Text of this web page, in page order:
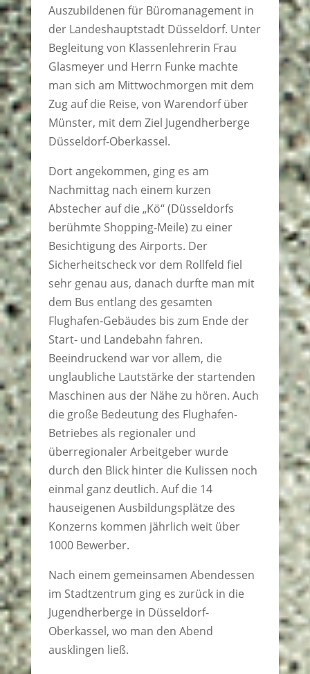
Auszubildenen für Büromanagement in
der Landeshauptstadt Düsseldorf. Unter
Begleitung von Klassenlehrerin Frau
Glasmeyer und Herrn Funke machte
man sich am Mittwochmorgen mit dem
Zug auf die Reise, von Warendorf über
Münster, mit dem Ziel Jugendherberge
Düsseldorf-Oberkassel.
Dort angekommen, ging es am
Nachmittag nach einem kurzen
Abstecher auf die „Kö“ (Düsseldorfs
berühmte Shopping-Meile) zu einer
Besichtigung des Airports. Der
Sicherheitscheck vor dem Rollfeld fiel
sehr genau aus, danach durfte man mit
dem Bus entlang des gesamten
Flughafen-Gebäudes bis zum Ende der
Start- und Landebahn fahren.
Beeindruckend war vor allem, die
unglaubliche Lautstärke der startenden
Maschinen aus der Nähe zu hören. Auch
die große Bedeutung des Flughafen-
Betriebes als regionaler und
überregionaler Arbeitgeber wurde
durch den Blick hinter die Kulissen noch
einmal ganz deutlich. Auf die 14
hauseigenen Ausbildungsplätze des
Konzerns kommen jährlich weit über
1000 Bewerber.
Nach einem gemeinsamen Abendessen
im Stadtzentrum ging es zurück in die
Jugendherberge in Düsseldorf-
Oberkassel, wo man den Abend
ausklingen ließ.